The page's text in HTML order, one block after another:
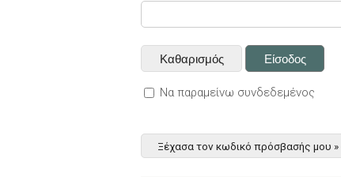
Να παραμείνω συνδεδεμένος
Ξέχασα τον κωδικό πρόσβασής μου »